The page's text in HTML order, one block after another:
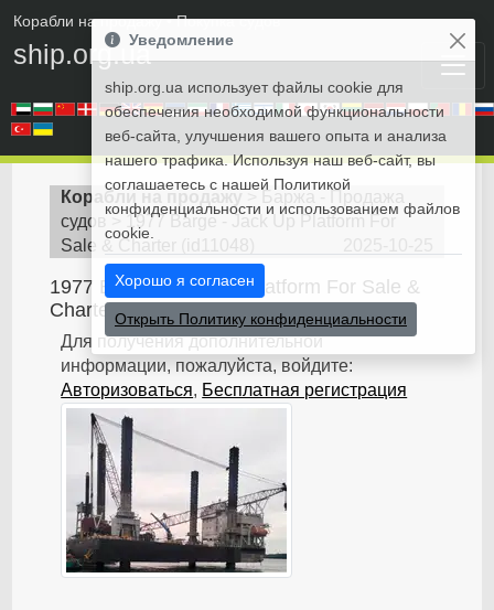
Корабли на продажу• Покупка судов
ship.org.ua
Корабли на продажу
Баржа - Продажа
судов
1977 Barge - Jack Up Platform For
Sale & Charter
id11048
1977 Barge - Jack Up Platform For Sale &
Charter
Для получения дополнительной
информации, пожалуйста, войдите:
Авторизоваться, Бесплатная регистрация
Уведомление
ship.org.ua использует файлы cookie для
обеспечения необходимой функциональности
веб-сайта, улучшения вашего опыта и анализа
нашего трафика. Используя наш веб-сайт, вы
соглашаетесь с нашей Политикой
конфиденциальности и использованием файлов
cookie.
Хорошо я согласен
Открыть Политику конфиденциальности